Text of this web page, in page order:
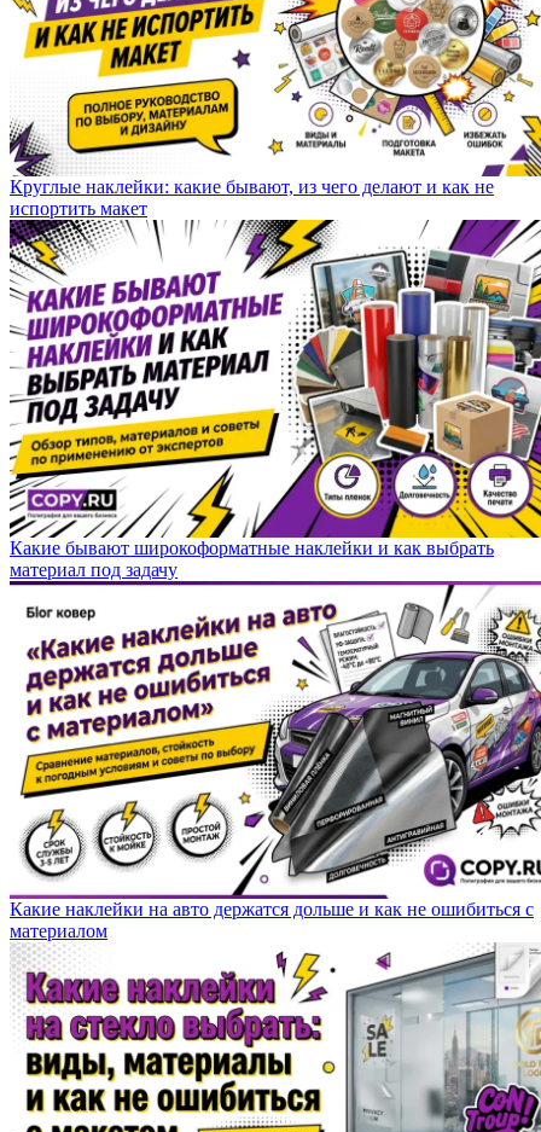
Круглые наклейки: какие бывают, из чего делают и как не
испортить макет
Какие бывают широкоформатные наклейки и как выбрать
материал под задачу
Какие наклейки на авто держатся дольше и как не ошибиться с
материалом